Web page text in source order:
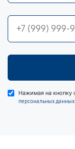
Нажимая на кнопку
персональных данных